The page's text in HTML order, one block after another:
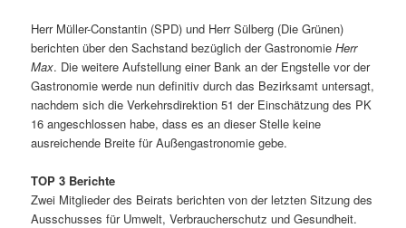
Herr Müller-Constantin (SPD) und Herr Sülberg (Die Grünen)
berichten über den Sachstand bezüglich der GastronomieHerr
Max. Die weitere Aufstellung einer Bank an der Engstelle vor der
Gastronomie werde nun definitiv durch das Bezirksamt untersagt,
nachdem sich die Verkehrsdirektion 51 der Einschätzung des PK
16 angeschlossen habe, dass es an dieser Stelle keine
ausreichende Breite für Außengastronomie gebe.
TOP 3 Berichte
Zwei Mitglieder des Beirats berichten von der letzten Sitzung des
Ausschusses für Umwelt, Verbraucherschutz und Gesundheit.